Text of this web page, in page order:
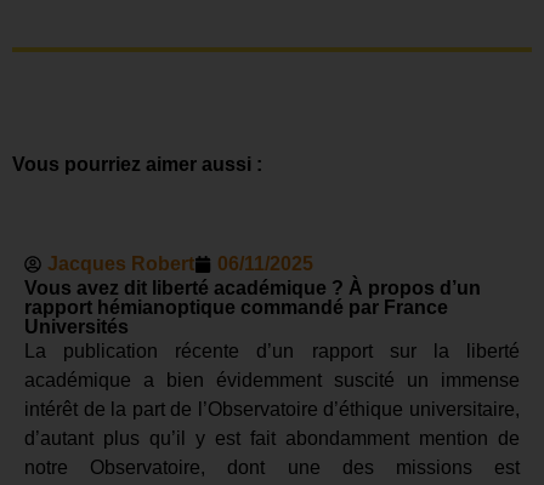
Vous pourriez aimer aussi :
Jacques Robert
06/11/2025
Vous avez dit liberté académique ? À propos d’un
rapport hémianoptique commandé par France
Universités
La publication récente d’un rapport sur la liberté
académique a bien évidemment suscité un immense
intérêt de la part de l’Observatoire d’éthique universitaire,
d’autant plus qu’il y est fait abondamment mention de
notre Observatoire, dont une des missions est